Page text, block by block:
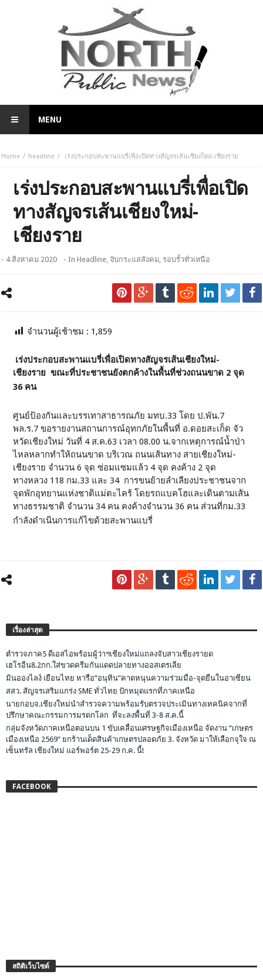
MENU
Home headline เร่งประกอบสะพานแบรี่เพื่อเปิดทางสัญจรเส้นเชียงใหม่-เชียงราย
เร่งประกอบสะพานแบรี่เพื่อเปิด
ทางสัญจรเส้นเชียงใหม่-
เชียงราย
- 4 สิงหาคม 2020 - InHeadline, จับกระแสสังคม, รอบรั้วทั่วเหนือ
จำนวนผู้เช้าชม : 1,859
เร่งประกอบสะพานแบรี่เพื่อเปิดทางสัญจรเส้นเชียงใหม่-
เชียงราย ขณะที่ประชาชนยังตกค้างในพื้นที่ช่วงถนนขาด 2 จุด
36 คน
ศูนย์ป้องกันและบรรเทาสาธารณภัย มทบ.33 โดย ป.พัน.7
พล.ร.7 ขอรายงานสถานการณ์อุทกภัยในพื้นที่ อ.ดอยสะเก็ด จัว
หวัดเชียงใหม่ วันที่ 4 ส.ค.63 เวลา 08.00 น.จากเหตุการณ์น้ำป่า
ไหลหลากทำให้ถนนขาด บริเวณ ถนนเส้นทาง สายเชียงใหม่-
เชียงราย จำนวน 6 จุด ซ่อมแซมแล้ว 4 จุด คงค้าง 2 จุด
ทางหลวง 118 กม.33 และ 34 การขนย้ายลำเลียงประชาชนจาก
จุดพักอุทยานแห่งชาติแม่ตะไคร้ โดยรถแบคโฮและเดินตามเส้น
ทางธรรมชาติ จำนวน 34 คน คงค้างจำนวน 36 คน ส่วนที่กม.33
กำลังดำเนินการแก้ไขด้วยสะพานแบรี่
เรื่องล่าสุด
ตำรวจภาค5 ดีเอสไอพร้อมผู้ว่าฯเชียงใหม่แถลงจับสาวเชียงรายด
เฮโรอีน8.2กก.ใส่ขวดครีมกันแดดปลายทางออสเตรเลีย
มินอองไลง์ เยือนไทย หารือ”อนุทิน”คาดหนุนความร่วมมือ-จุดยืนในอาเซียน
สสว. สัญจรเสริมแกร่ง SME ทั่วไทย ปักหมุดแรกที่ภาคเหนือ
นายกอบจ.เชียงใหม่นำสำรวจความพร้อมรับตรวจประเมินทางเทคนิคจากที่
ปรึกษาคณะกรรมการมรดกโลก ที่จะลงพื้นที่ 3-8 ส.ค.นี้
กลุ่มจังหวัดภาคเหนือตอนบน 1 ขับเคลื่อนเศรษฐกิจเมืองเหนือ จัดงาน “เกษตร
เมืองเหนือ 2569” ยกร้านเด็ดสินค้าเกษตรปลอดภัย 3. จังหวัด มาให้เลือกจุใจ ณ
เซ็นทรัล เชียงใหม่ แอร์พอร์ต 25-29 ก.ค. นี้!
FACEBOOK
สถิติเว็บไซต์